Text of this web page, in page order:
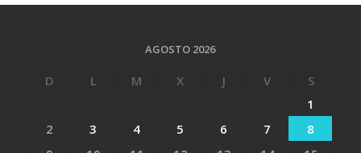
AGOSTO 2026
D L M X J V
S
1
2
3 4 5 6 7
8